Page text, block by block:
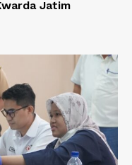
Jatim